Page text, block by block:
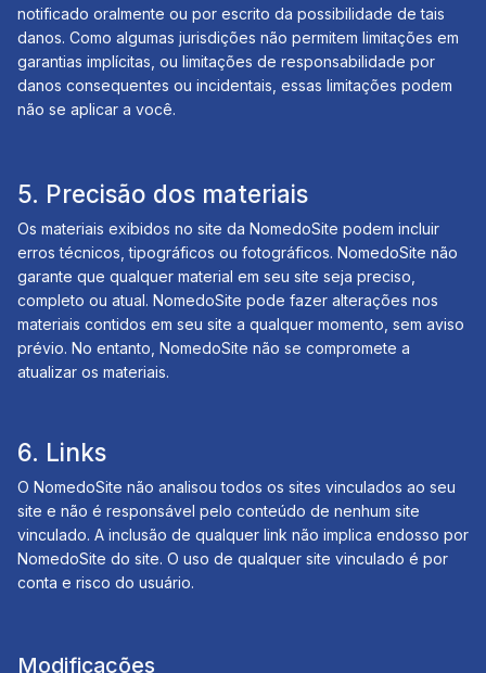
notificado oralmente ou por escrito da possibilidade de tais
danos. Como algumas jurisdições não permitem limitações em
garantias implícitas, ou limitações de responsabilidade por
danos consequentes ou incidentais, essas limitações podem
não se aplicar a você.
5. Precisão dos materiais
Os materiais exibidos no site da NomedoSite podem incluir
erros técnicos, tipográficos ou fotográficos. NomedoSite não
garante que qualquer material em seu site seja preciso,
completo ou atual. NomedoSite pode fazer alterações nos
materiais contidos em seu site a qualquer momento, sem aviso
prévio. No entanto, NomedoSite não se compromete a
atualizar os materiais.
6. Links
O NomedoSite não analisou todos os sites vinculados ao seu
site e não é responsável pelo conteúdo de nenhum site
vinculado. A inclusão de qualquer link não implica endosso por
NomedoSite do site. O uso de qualquer site vinculado é por
conta e risco do usuário.
Modificações